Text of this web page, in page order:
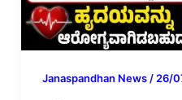
Janaspandhan News / 26/